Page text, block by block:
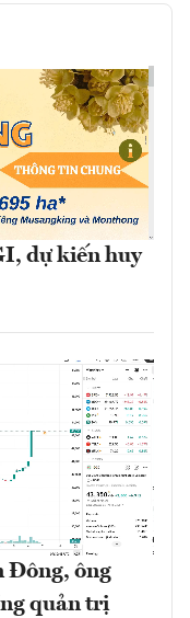
dự kiến huy
Đông, ông
quản trị